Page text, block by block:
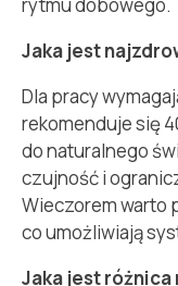
Jaka jest
Dla pracy
rekomenduje się
do naturalnego
czujność i
Wieczorem warto
co umożliwiają
Jaka jest różnica